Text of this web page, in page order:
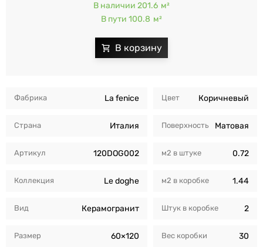
Фабрика La fenice
Страна Италия
Артикул 120DOG002
Коллекция Le doghe
Вид Керамогранит
Размер 60×120
Цвет Коричневый
Поверхность Матовая
м2 в штуке 0.72
м2 в коробкe 1.44
Штук в коробкe 2
Вес коробки 30
В наличии 201.6 м²
В пути 100.8 м²